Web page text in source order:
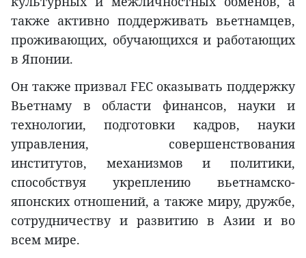
также активно поддерживать вьетнамцев,
проживающих, обучающихся и работающих
в Японии.
Он также призвал FEC оказывать поддержку
Вьетнаму в области финансов, науки и
технологии, подготовки кадров, науки
управления, совершенствования
институтов, механизмов и политики,
способствуя укреплению вьетнамско-
японских отношений, а также миру, дружбе,
сотрудничеству и развитию в Азии и во
всем мире.